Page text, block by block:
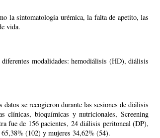
la sintomatología urémica, la falta de apetito, las
vida.
modalidades: hemodiálisis (HD), diálisis
se recogieron durante las sesiones de diálisis
clínicas, bioquímicas y nutricionales, Screening
fue de 156 pacientes, 24 diálisis peritoneal (DP),
(102) y mujeres 34,62% (54).